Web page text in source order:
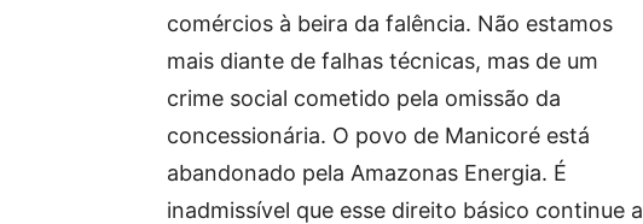
comércios à beira da falência. Não estamos
mais diante de falhas técnicas, mas de um
crime social cometido pela omissão da
concessionária. O povo de Manicoré está
abandonado pela Amazonas Energia. É
inadmissível que esse direito básico continue a